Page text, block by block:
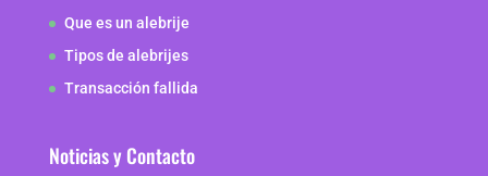
Que es un alebrije
Tipos de alebrijes
Transacción fallida
Noticias y Contacto